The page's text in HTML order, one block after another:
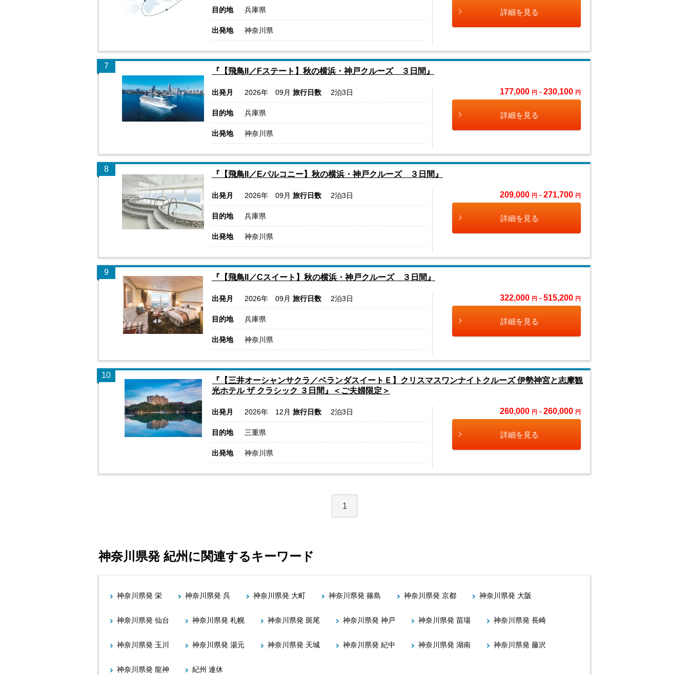
目的地 兵庫県
出発地 神奈川県
詳細を見る
7
『【飛鳥II／Fステート】秋の横浜・神戸クルーズ ３日間』
出発月 2026年 09月 旅行日数 2泊3日
目的地 兵庫県
出発地 神奈川県
177,000 円 ~ 230,100 円
詳細を見る
8
『【飛鳥II／Eバルコニー】秋の横浜・神戸クルーズ ３日間』
出発月 2026年 09月 旅行日数 2泊3日
目的地 兵庫県
出発地 神奈川県
209,000 円 ~ 271,700 円
詳細を見る
9
『【飛鳥II／Cスイート】秋の横浜・神戸クルーズ ３日間』
出発月 2026年 09月 旅行日数 2泊3日
目的地 兵庫県
出発地 神奈川県
322,000 円 ~ 515,200 円
詳細を見る
10
『【三井オーシャンサクラ／ベランダスイートＥ】クリスマスワンナイトクルーズ 伊勢神宮と志摩観
光ホテル ザ クラシック ３日間』＜ご夫婦限定＞
出発月 2026年 12月 旅行日数 2泊3日
目的地 三重県
出発地 神奈川県
260,000 円 ~ 260,000 円
詳細を見る
1
神奈川県発 紀州に関連するキーワード
神奈川県発 栄 神奈川県発 呉 神奈川県発 大町 神奈川県発 篠島 神奈川県発 京都 神奈川県発 大阪
神奈川県発 仙台 神奈川県発 札幌 神奈川県発 斑尾 神奈川県発 神戸 神奈川県発 苗場 神奈川県発 長崎
神奈川県発 玉川 神奈川県発 湯元 神奈川県発 天城 神奈川県発 紀中 神奈川県発 湖南 神奈川県発 藤沢
神奈川県発 龍神 紀州 連休